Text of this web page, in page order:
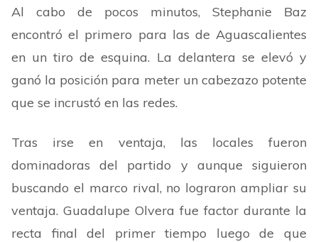
Al cabo de pocos minutos, Stephanie Baz
encontró el primero para las de Aguascalientes
en un tiro de esquina. La delantera se elevó y
ganó la posición para meter un cabezazo potente
que se incrustó en las redes.
Tras irse en ventaja, las locales fueron
dominadoras del partido y aunque siguieron
buscando el marco rival, no lograron ampliar su
ventaja. Guadalupe Olvera fue factor durante la
recta final del primer tiempo luego de que